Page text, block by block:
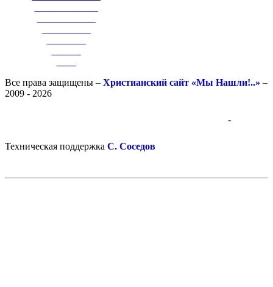
Все права защищены – Христианский сайт «Мы Нашли!..» –
2009 - 2026
-
Техническая поддержка С. Соседов